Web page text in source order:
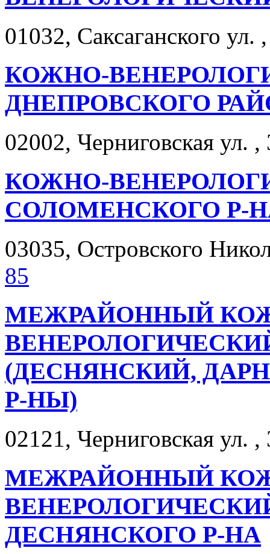
01032, Саксаганского ул.
КОЖНО-
ДНЕПРОВСКОГО
02002, Черниговская ул.
КОЖНО-
СОЛОМЕНСКОГО Р-
03035, Островского
85
МЕЖРАЙОННЫЙ
(ДЕСНЯНСКИЙ,
Р-НЫ)
02121, Черниговская ул.
МЕЖРАЙОННЫЙ
ДЕСНЯНСКОГО Р-НА